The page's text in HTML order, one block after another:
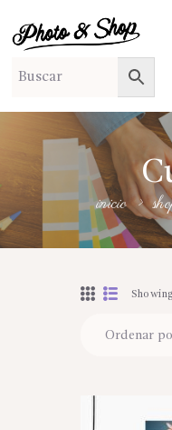
inicio
PHOTO &
Photo &
INICIO
SOBRE
SERVICIOS A
NUESTRA
TIENDA